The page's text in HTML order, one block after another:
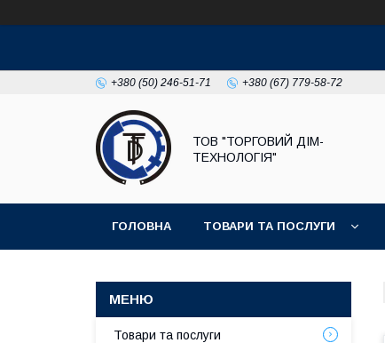
+380 (50) 246-51-71 +380 (67) 779-58-72
ТОВ "ТОРГОВИЙ ДІМ-
ТЕХНОЛОГІЯ"
ГОЛОВНА ТОВАРИ ТА ПОСЛУГИ
Товари та послуги